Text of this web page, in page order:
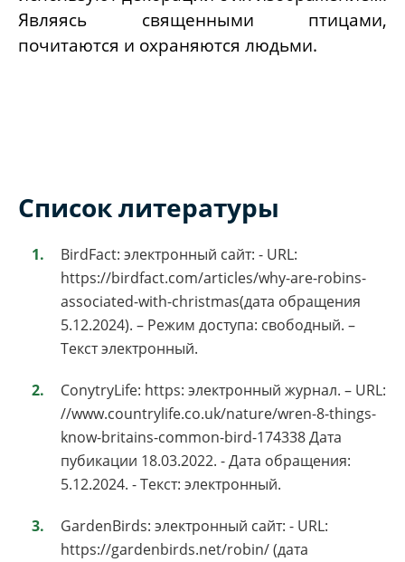
Являясь священными птицами,
почитаются и охраняются людьми.
Список литературы
BirdFact: электронный сайт: - URL:
https://birdfact.com/articles/why-are-robins-
associated-with-christmas(дата обращения
5.12.2024). – Режим доступа: свободный. –
Текст электронный.
ConytryLife: https: электронный журнал. – URL:
//www.countrylife.co.uk/nature/wren-8-things-
know-britains-common-bird-174338 Дата
пубикации 18.03.2022. - Дата обращения:
5.12.2024. - Текст: электронный.
GardenBirds: электронный сайт: - URL:
https://gardenbirds.net/robin/ (дата